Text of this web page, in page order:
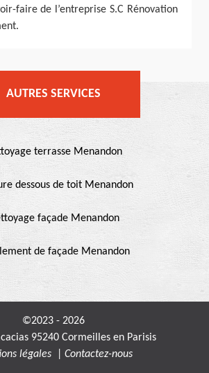
faire de l’entreprise S.C Rénovation
AUTRES SERVICES
terrasse Menandon
dessous de toit Menandon
façade Menandon
de façade Menandon
©2023 - 2026
95240 Cormeilles en Parisis
légales
Contactez-nous